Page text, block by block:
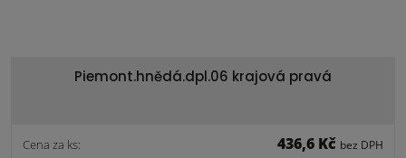
Piemont.hnědá.dpl.06 krajová pravá
Cena za ks: 436,6 Kč bez DPH